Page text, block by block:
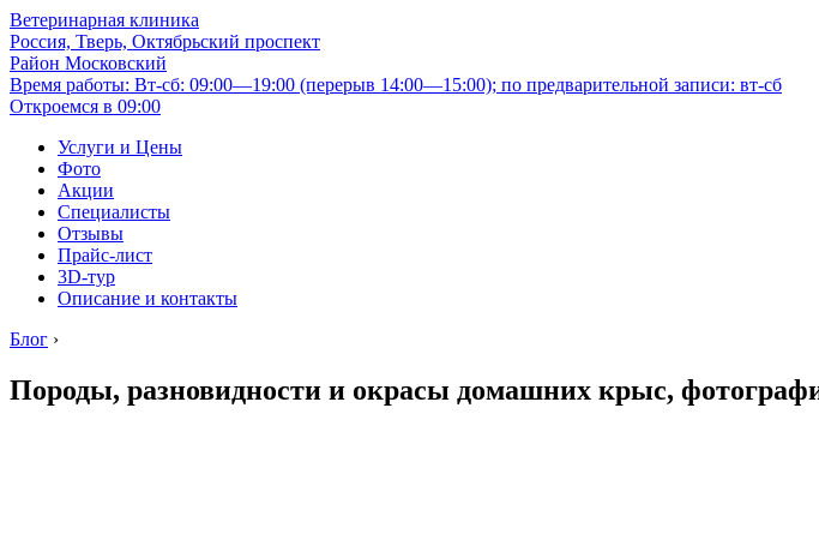
Ветеринарная клиника
Россия, Тверь, Октябрьский проспект
Район Московский
Время работы: Вт-сб: 09:00—19:00 (перерыв 14:00—15:00); по предварительной записи: вт-сб
Откроемся в 09:00
Услуги и Цены
Фото
Акции
Специалисты
Отзывы
Прайс-лист
3D-тур
Описание и контакты
Блог ›
Породы, разновидности и окрасы домашних крыс,